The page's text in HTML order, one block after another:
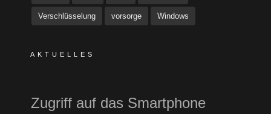
Verschlüsselung vorsorge Windows
AKTUELLES
Zugriff auf das Smartphone